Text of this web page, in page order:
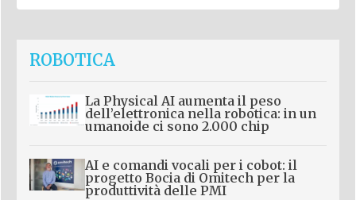
ROBOTICA
La Physical AI aumenta il peso
dell’elettronica nella robotica: in un
umanoide ci sono 2.000 chip
AI e comandi vocali per i cobot: il
progetto Bocia di Omitech per la
produttività delle PMI